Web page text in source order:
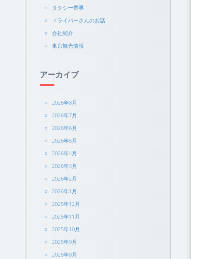
タクシー業界
ドライバーさんのお話
会社紹介
東京観光情報
アーカイブ
2026年8月
2026年7月
2026年6月
2026年5月
2026年4月
2026年3月
2026年2月
2026年1月
2025年12月
2025年11月
2025年10月
2025年9月
2025年8月